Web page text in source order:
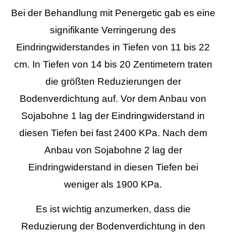
Bei der Behandlung mit Penergetic gab es eine
signifikante Verringerung des
Eindringwiderstandes in Tiefen von 11 bis 22
cm. In Tiefen von 14 bis 20 Zentimetern traten
die größten Reduzierungen der
Bodenverdichtung auf. Vor dem Anbau von
Sojabohne 1 lag der Eindringwiderstand in
diesen Tiefen bei fast 2400 KPa. Nach dem
Anbau von Sojabohne 2 lag der
Eindringwiderstand in diesen Tiefen bei
weniger als 1900 KPa.
Es ist wichtig anzumerken, dass die
Reduzierung der Bodenverdichtung in den